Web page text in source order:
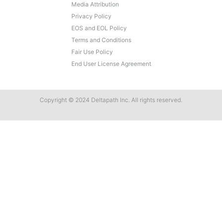
Consumer Offering
Media Attribution
Privacy Policy
EOS and EOL Policy
Terms and Conditions
Fair Use Policy
End User License Agreement
Copyright © 2024 Deltapath Inc. All rights reserved.